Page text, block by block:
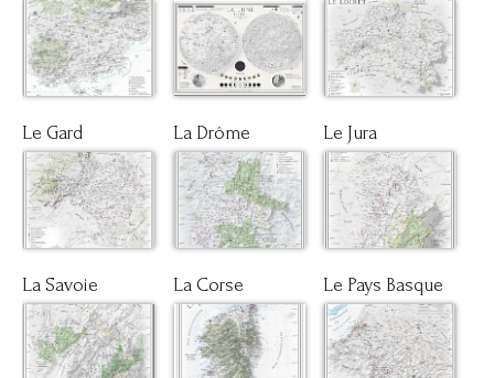
Le Gard La Drôme Le Jura
La Savoie La Corse Le Pays Basque